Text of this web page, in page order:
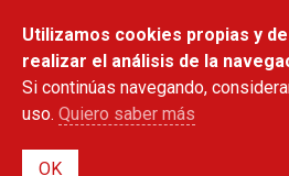
contenido
principal
Utilizamos cookies propias y
realizar el análisis de la
Si continúas navegando,
uso. Quiero saber más